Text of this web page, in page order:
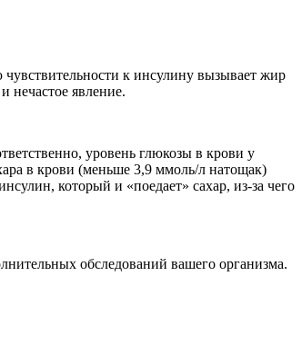
к инсулину вызывает жир
нечастое явление.
уровень глюкозы в крови у
в крови (меньше 3,9 ммоль/л натощак)
который и «поедает» сахар, из-за чего
обследований вашего организма.